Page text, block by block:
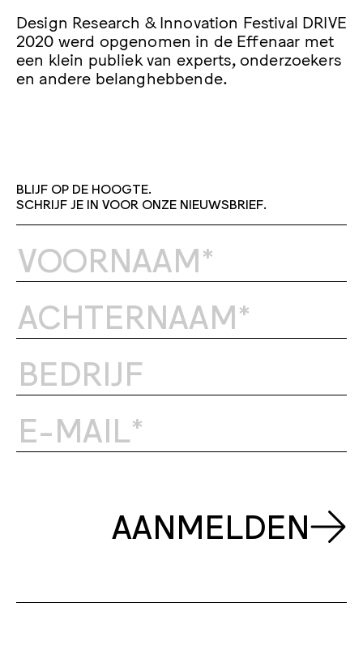
Design Research & Innovation Festival DRIVE
2020 werd opgenomen in de Effenaar met
een klein publiek van experts, onderzoekers
en andere belanghebbende.
BLIJF OP DE HOOGTE.
SCHRIJF JE IN VOOR ONZE NIEUWSBRIEF.
AANMELDEN